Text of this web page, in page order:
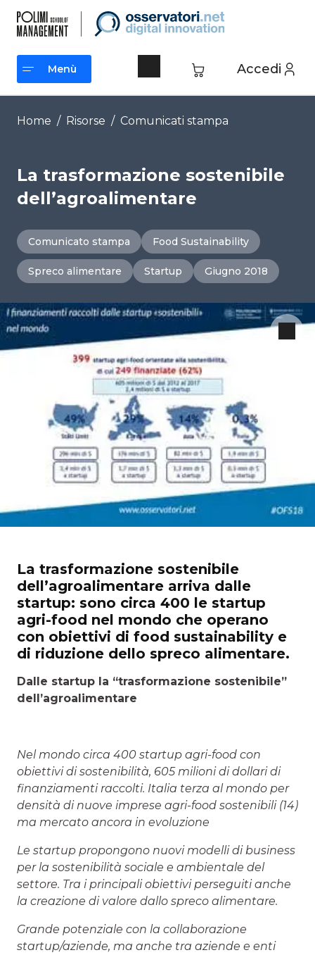
contenuto
Accedi
Menù
Menù
Home / Risorse / Comunicati stampa
La trasformazione sostenibile
dell’agroalimentare
Comunicato stampa Food Sustainability
Spreco alimentare Startup Giugno 2018
La trasformazione sostenibile
dell’agroalimentare arriva dalle
startup: sono circa 400 le startup
agri-food nel mondo che operano
con obiettivi di food sustainability e
di riduzione dello spreco alimentare.
Dalle startup la “trasformazione sostenibile”
dell’agroalimentare
Nel mondo circa 400 startup agri-food con
obiettivi di sostenibilità, 605 milioni di dollari di
finanziamenti raccolti. Italia terza al mondo per
densità di nuove imprese agri-food sostenibili (14)
ma mercato ancora in evoluzione
Le startup propongono nuovi modelli di business
per la sostenibilità sociale e ambientale del
settore. Tra i principali obiettivi perseguiti anche
la creazione di valore dallo spreco alimentare.
Grande potenziale con la collaborazione
startup/aziende, ma anche tra aziende e enti